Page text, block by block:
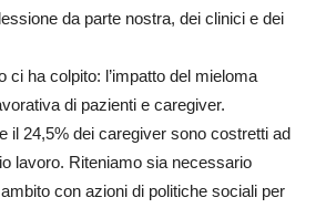
da parte nostra, dei clinici e dei
ci ha colpito: l’impatto del mieloma
di pazienti e caregiver.
il 24,5% dei caregiver sono costretti ad
lavoro. Riteniamo sia necessario
con azioni di politiche sociali per